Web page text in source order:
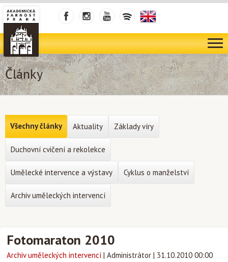
Články
Fotomaraton 2010
Archiv uměleckých intervencí | Administrátor | 31.10.2010 00:00
Všechny články Aktuality Základy víry
Duchovní cvičení a rekolekce
Umělecké intervence a výstavy Cyklus o manželství
Archiv uměleckých intervencí